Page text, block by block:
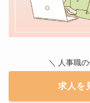
＼ 人事職
求人を